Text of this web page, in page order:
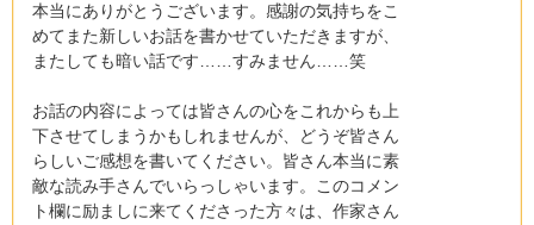
本当にありがとうございます。感謝の気持ちをこ
めてまた新しいお話を書かせていただきますが、
またしても暗い話です……すみません……笑
お話の内容によっては皆さんの心をこれからも上
下させてしまうかもしれませんが、どうぞ皆さん
らしいご感想を書いてください。皆さん本当に素
敵な読み手さんでいらっしゃいます。このコメン
ト欄に励ましに来てくださった方々は、作家さん